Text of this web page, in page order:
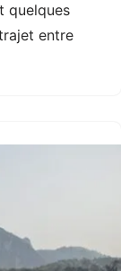
quelques
entre